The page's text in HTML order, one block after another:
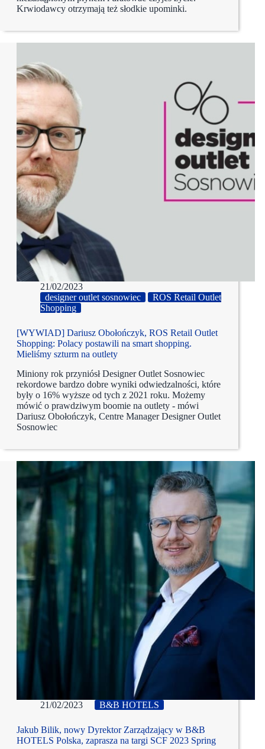
Krwiodawcy otrzymają też słodkie upominki.
21/02/2023
designer outlet sosnowiec
ROS Retail Outlet
Shopping
[WYWIAD] Dariusz Obołończyk, ROS Retail Outlet
Shopping: Polacy postawili na smart shopping.
Mieliśmy szturm na outlety
Miniony rok przyniósł Designer Outlet Sosnowiec
rekordowe bardzo dobre wyniki odwiedzalności, które
były o 16% wyższe od tych z 2021 roku. Możemy
mówić o prawdziwym boomie na outlety - mówi
Dariusz Obołończyk, Centre Manager Designer Outlet
Sosnowiec
21/02/2023 B&B HOTELS
Jakub Bilik, nowy Dyrektor Zarządzający w B&B
HOTELS Polska, zaprasza na targi SCF 2023 Spring